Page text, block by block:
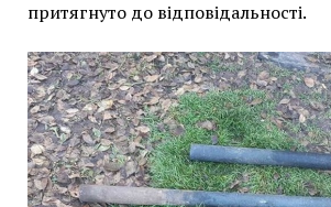
притягнуто до відповідальності.